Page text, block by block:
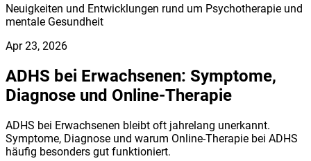
Neuigkeiten und Entwicklungen rund um Psychotherapie und
mentale Gesundheit
Apr 23, 2026
ADHS bei Erwachsenen: Symptome,
Diagnose und Online-Therapie
ADHS bei Erwachsenen bleibt oft jahrelang unerkannt.
Symptome, Diagnose und warum Online-Therapie bei ADHS
häufig besonders gut funktioniert.